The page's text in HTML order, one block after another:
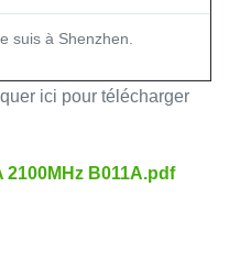
suis à Shenzhen.
ici pour télécharger
2100MHz B011A.pdf